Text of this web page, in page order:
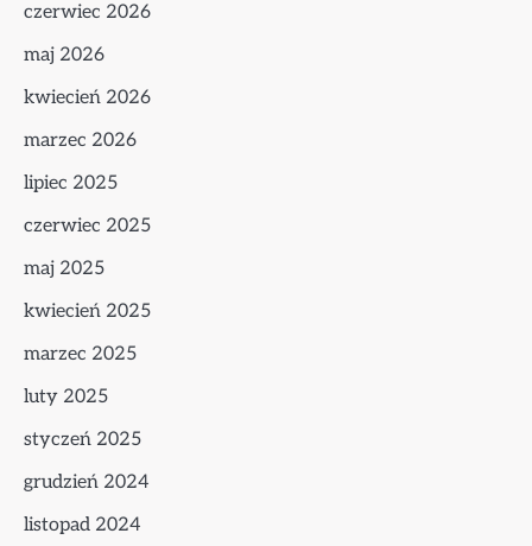
czerwiec 2026
maj 2026
kwiecień 2026
marzec 2026
lipiec 2025
czerwiec 2025
maj 2025
kwiecień 2025
marzec 2025
luty 2025
styczeń 2025
grudzień 2024
listopad 2024